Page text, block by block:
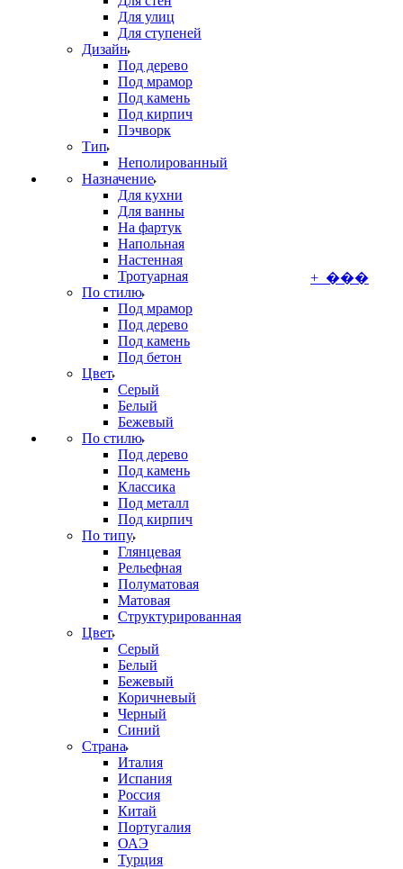
Для улиц
Для ступеней
Дизайн
Под дерево
Под мрамор
Под камень
Под кирпич
Пэчворк
Тип
Неполированный
Назначение
Для кухни
Для ванны
На фартук
Напольная
Настенная
Тротуарная
По стилю
Под мрамор
Под дерево
Под камень
Под бетон
Цвет
Серый
Белый
Бежевый
По стилю
Под дерево
Под камень
Классика
Под металл
Под кирпич
По типу
Глянцевая
Рельефная
Полуматовая
Матовая
Структурированная
Цвет
Серый
Белый
Бежевый
Коричневый
Черный
Синий
Страна
Италия
Испания
Россия
Китай
Португалия
ОАЭ
Турция
+ ���